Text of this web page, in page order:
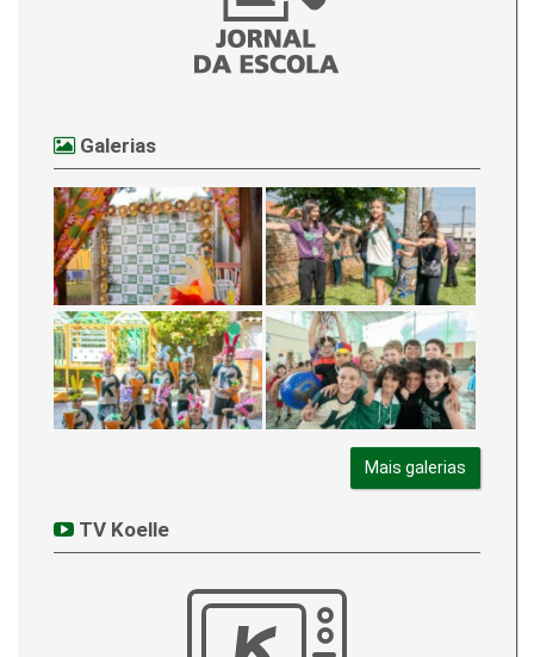
Galerias
Mais galerias
TV Koelle